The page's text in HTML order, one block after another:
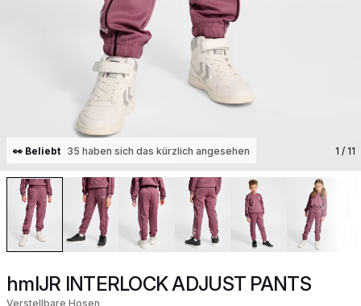
👀 Beliebt 35 haben sich das kürzlich angesehen 1 / 11
hmlJR INTERLOCK ADJUST PANTS
Verstellbare Hosen